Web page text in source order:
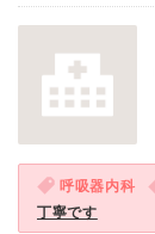
呼吸器内科
丁寧です